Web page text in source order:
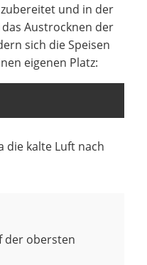
und in der
Austrocknen der
sich die Speisen
eigenen Platz:
die kalte Luft nach
der obersten